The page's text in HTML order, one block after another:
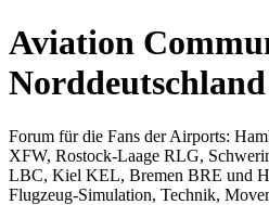
Aviation
Norddeutschland
Forum für die Fans der Airports:
XFW, Rostock-Laage RLG,
LBC, Kiel KEL, Bremen BRE und
Flugzeug-Simulation, Technik,